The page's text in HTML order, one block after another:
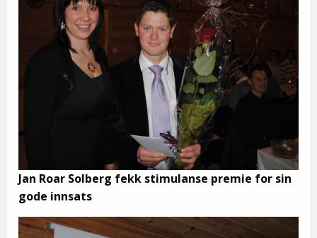
Jan Roar Solberg fekk stimulanse premie for sin
gode innsats